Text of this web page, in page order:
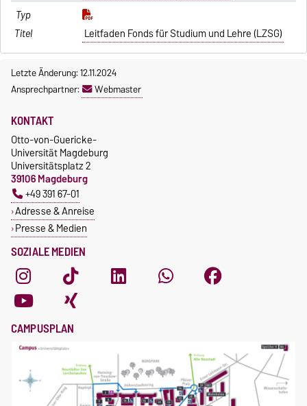
Leitfaden Fonds für Studium und Lehre (LZSG)
Letzte Änderung: 12.11.2024
Ansprechpartner:
Webmaster
SOZIALE MEDIEN
KONTAKT
Otto-von-Guericke-
Universität Magdeburg
Universitätsplatz 2
39106 Magdeburg
+49 391 67-01
Adresse & Anreise
Presse & Medien
CAMPUSPLAN